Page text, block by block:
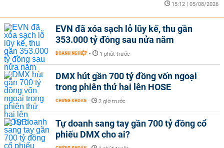
15:12 | 05/08/2026
EVN đã xóa sạch lỗ lũy kế, thu gần
353.000 tỷ đồng sau nửa năm
DOANH NGHIỆP - 1 phút trước
DMX hút gần 700 tỷ đồng vốn ngoại
trong phiên thứ hai lên HOSE
CHỨNG KHOÁN - 2 giờ trước
Tự doanh sang tay gần 700 tỷ đồng cổ
phiếu DMX cho ai?